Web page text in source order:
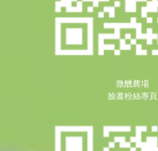
微醺農場
臉書粉絲專頁